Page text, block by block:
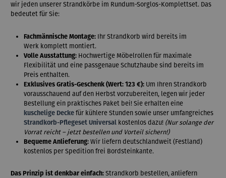
wir jeden unserer Strandkörbe im Rundum-Sorglos-Komplettset. Das
bedeutet für Sie:
Fachmännische Montage:Ihr Strandkorb wird bereits im
Werk komplett montiert.
Volle Ausstattung:Hochwertige Möbelrollen für maximale
Flexibilität und eine passgenaue Schutzhaube sind bereits im
Preis enthalten.
Exklusives Gratis-Geschenk (Wert: 123 €):Um Ihren Strandkorb
vorausschauend auf den Herbst vorzubereiten, legen wir jeder
Bestellung ein praktisches Paket bei! Sie erhalten eine
kuschelige Deckefür kühlere Stunden sowie unser umfangreiches
Strandkorb-Pflegeset Universalkostenlos dazu! (Nur solange der
Vorrat reicht – jetzt bestellen und Vorteil sichern!)
Bequeme Anlieferung:Wir liefern deutschlandweit (Festland)
kostenlos per Spedition frei Bordsteinkante.
Das Prinzip ist denkbar einfach: Strandkorb bestellen, anliefern